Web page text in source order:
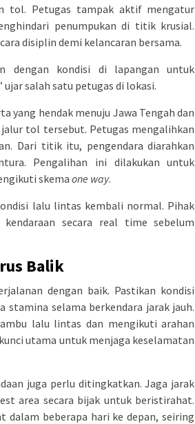
tol. Petugas tampak aktif mengatur
penumpukan di titik krusial.
disiplin demi kelancaran bersama.
dengan kondisi di lapangan untuk
salah satu petugas di lokasi.
yang hendak menuju Jawa Tengah dan
tol tersebut. Petugas mengalihkan
Dari titik itu, pengendara diarahkan
Pengalihan ini dilakukan untuk
skema one way.
lalu lintas kembali normal. Pihak
secara real time sebelum
Balik
dengan baik. Pastikan kondisi
stamina selama berkendara jarak jauh.
lalu lintas dan mengikuti arahan
utama untuk menjaga keselamatan
juga perlu ditingkatkan. Jaga jarak
area secara bijak untuk beristirahat.
dalam beberapa hari ke depan, seiring